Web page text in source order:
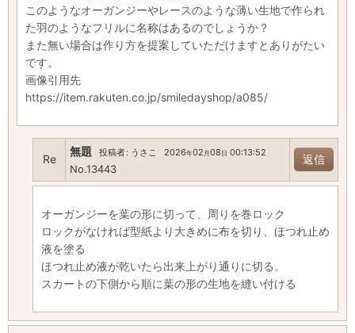
このようなオーガンジーやレースのような薄い生地で作られ
た羽のようなフリルに名称はあるのでしょうか？
また無い場合は作り方を提案していただけますとありがたい
です。
画像引用先
https://item.rakuten.co.jp/smiledayshop/a085/
Re
無題 投稿者: うさこ 2026年02 月08 日 00:13:52
No.13443
返信
オーガンジーを葉の形に切って、周りを巻ロック
ロックがなければ型紙より大きめに布を切り、ほつれ止め
液を塗る
ほつれ止め液が乾いたら出来上がり通りに切る。
スカートの下側から順に葉の形の生地を縫い付ける